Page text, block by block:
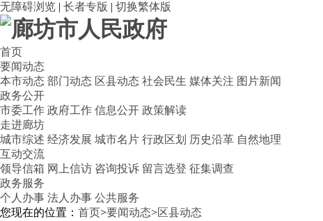
无障碍浏览 | 长者专版 | 切换繁体版
首页
要闻动态
本市动态 部门动态 区县动态 社会民生 媒体关注 图片新闻
政务公开
市委工作 政府工作 信息公开 政策解读
走进廊坊
城市综述 经济发展 城市名片 行政区划 历史沿革 自然地理
互动交流
领导信箱 网上信访 咨询投诉 留言选登 征集调查
政务服务
个人办事 法人办事 公共服务
您现在的位置： 首页>要闻动态>区县动态